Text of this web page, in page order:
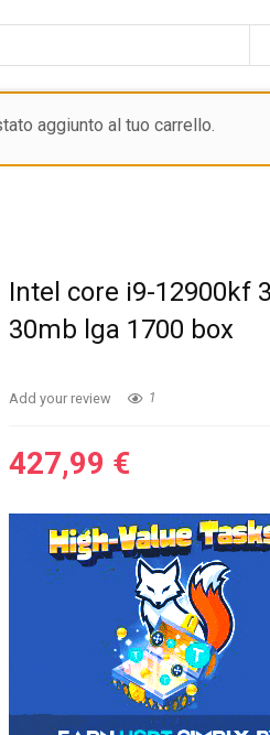
aggiunto al tuo carrello.
Intel core i9-12900kf
30mb lga 1700 box
Add your review 1
427,99 €